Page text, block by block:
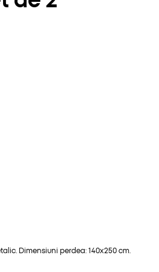
Dimensiuni perdea: 140x250 cm.